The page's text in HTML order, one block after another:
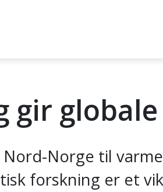
globale
Norge til
forskning er et